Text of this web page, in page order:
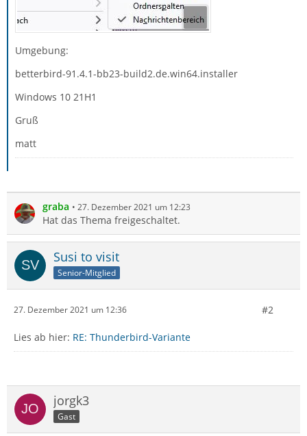
Umgebung:
betterbird-91.4.1-bb23-build2.de.win64.installer
Windows 10 21H1
Gruß
matt
graba 27. Dezember 2021 um 12:23
Hat das Thema freigeschaltet.
Susi to visit
Senior-Mitglied
27. Dezember 2021 um 12:36 #2
Lies ab hier: RE: Thunderbird-Variante
jorgk3
Gast